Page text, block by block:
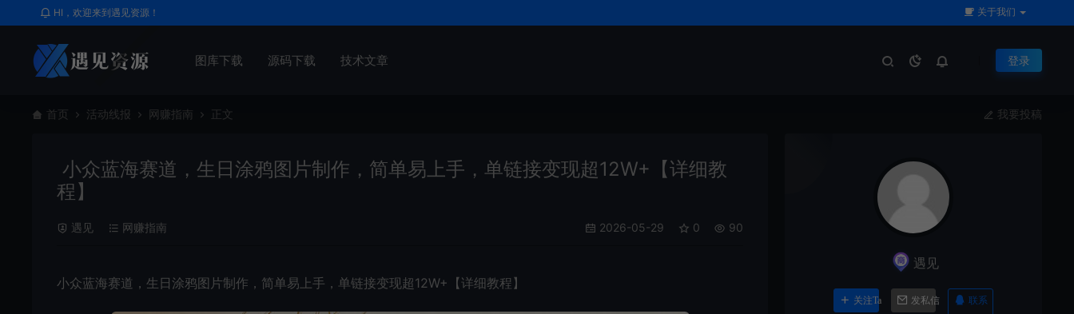
HI，欢迎来到遇见资源！ 关于我们
图库下载 源码下载 技术文章 登录
首页 活动线报 网赚指南 正文 我要投稿
小众蓝海赛道，生日涂鸦图片制作，简单易上手，单链接变现超12W+【详细教
程】
遇见 网赚指南 2026-05-29 0 90
小众蓝海赛道，生日涂鸦图片制作，简单易上手，单链接变现超12W+【详细教程】
遇见
关注Ta 发私信
联系